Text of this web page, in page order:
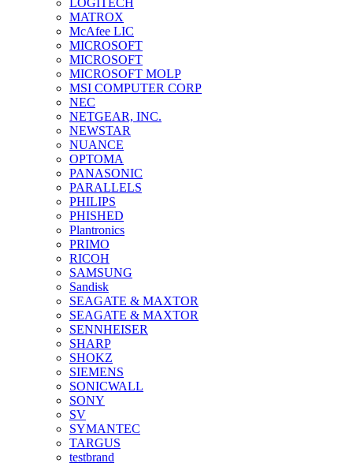
MATROX
McAfee LIC
MICROSOFT
MICROSOFT
MICROSOFT MOLP
MSI COMPUTER CORP
NEC
NETGEAR, INC.
NEWSTAR
NUANCE
OPTOMA
PANASONIC
PARALLELS
PHILIPS
PHISHED
Plantronics
PRIMO
RICOH
SAMSUNG
Sandisk
SEAGATE & MAXTOR
SEAGATE & MAXTOR
SENNHEISER
SHARP
SHOKZ
SIEMENS
SONICWALL
SONY
SV
SYMANTEC
TARGUS
testbrand